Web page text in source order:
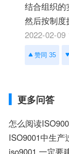
结合组织的
然后按制度
2022-02-09
赞同 35
更多问答
怎么阅读
ISO9001中生产
iso9001 一定要